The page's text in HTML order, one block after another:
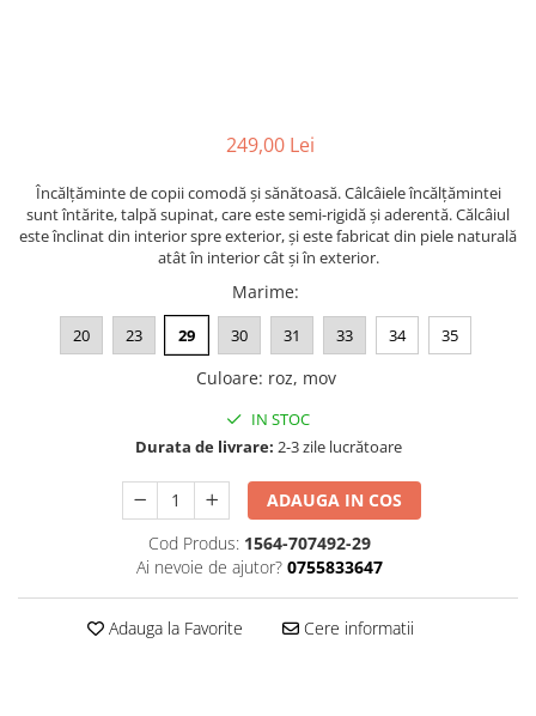
249,00 Lei
Încălțăminte de copii comodă și sănătoasă. Câlcâiele încălțămintei
sunt întărite, talpă supinat, care este semi-rigidă şi aderentă. Călcâiul
este înclinat din interior spre exterior, și este fabricat din piele naturală
atât în interior cât și în exterior.
Marime:
20 23 29 30 31 33 34 35
Culoare: roz, mov
IN STOC
Durata de livrare: 2-3 zile lucrătoare
ADAUGA IN COS
Cod Produs: 1564-707492-29
Ai nevoie de ajutor? 0755833647
Adauga la Favorite Cere informatii